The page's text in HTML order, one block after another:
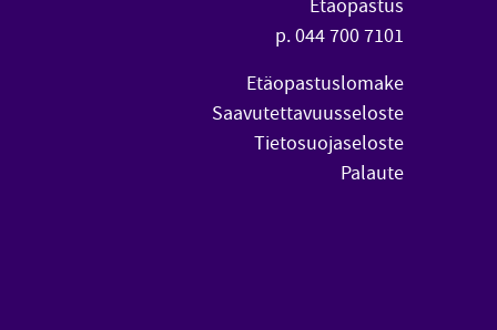
Etäopastus
p. 044 700 7101
Etäopastuslomake
Saavutettavuusseloste
Tietosuojaseloste
Palaute